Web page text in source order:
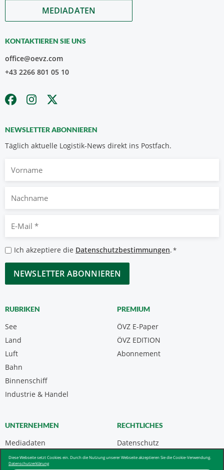
Diese Webseite setzt Cookies ein. Durch die Nutzung unserer Webseite akzeptieren Sie die Cookie-Verwendung.
Datenschutzerklärung
MEDIADATEN
KONTAKTIEREN SIE UNS
office@oevz.com
+43 2266 801 05 10
NEWSLETTER ABONNIEREN
Täglich aktuelle Logistik-News direkt ins Postfach.
Nachname
Mail
*
Datenschutzbestimmungen
*
Ich akzeptiere die Datenschutzbestimmungen.*
CAPTCHA
RUBRIKEN
See
Land
Luft
Bahn
Binnenschiff
Industrie & Handel
PREMIUM
ÖVZ E-Paper
Abonnement
ÖVZ EDITION
UNTERNEHMEN
Mediadaten
Kontakt
RECHTLICHES
Datenschutz
Impressum